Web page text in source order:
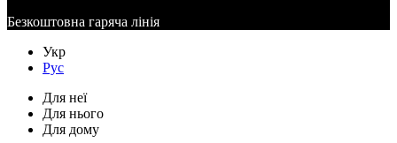
Безкоштовна гаряча лінія
Укр
Рус
Для неї
Для нього
Для дому